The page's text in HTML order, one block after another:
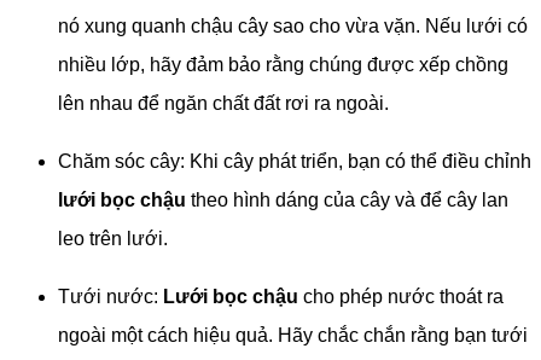
nó xung quanh chậu cây sao cho vừa vặn. Nếu lưới có
nhiều lớp, hãy đảm bảo rằng chúng được xếp chồng
lên nhau để ngăn chất đất rơi ra ngoài.
Chăm sóc cây: Khi cây phát triển, bạn có thể điều chỉnh
lưới bọc chậu theo hình dáng của cây và để cây lan
leo trên lưới.
Tưới nước: Lưới bọc chậu cho phép nước thoát ra
ngoài một cách hiệu quả. Hãy chắc chắn rằng bạn tưới